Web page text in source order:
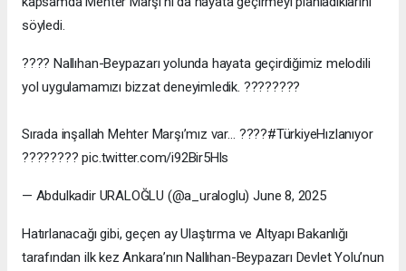
söyledi.
???? Nallıhan-Beypazarı yolunda hayata geçirdiğimiz melodili
yol uygulamamızı bizzat deneyimledik. ????️????
Sırada inşallah Mehter Marşı’mız var… ????#TürkiyeHızlanıyor
???????? pic.twitter.com/i92Bir5Hls
— Abdulkadir URALOĞLU (@a_uraloglu) June 8, 2025
Hatırlanacağı gibi, geçen ay Ulaştırma ve Altyapı Bakanlığı
tarafından ilk kez Ankara’nın Nallıhan-Beypazarı Devlet Yolu’nun